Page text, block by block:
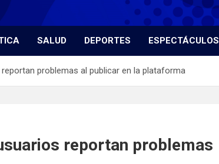
SALUD DEPORTES ESPECTÁCULOS
problemas al publicar en la plataforma
reportan problemas